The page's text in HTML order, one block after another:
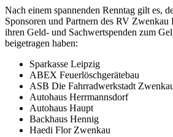
Nach einem spannenden Renntag gilt es,
Sponsoren und Partnern des RV Zwenkau
ihren Geld- und Sachwertspenden zum
beigetragen haben:
Sparkasse Leipzig
ABEX Feuerlöschgerätebau
ASB Die Fahrradwerkstadt
Autohaus Herrmannsdorf
Autohaus Haupt
Backhaus Hennig
Haedi Flor Zwenkau